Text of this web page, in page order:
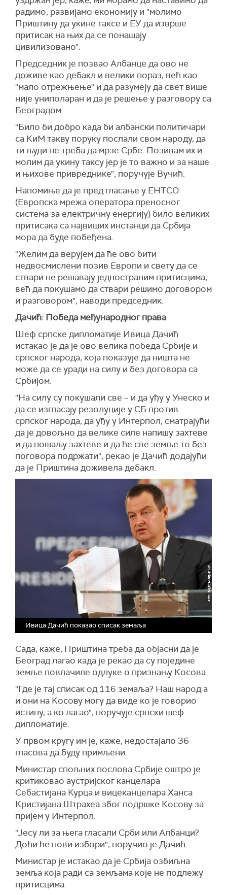
радимо, развијамо економију и "молимо
Приштину да укине таксе и ЕУ да изврше
притисак на њих да се понашају
цивилизовано".
Председник је позвао Албанце да ово не
доживе као дебакл и велики пораз, већ као
"мало отрежњење" и да разумеју да свет више
није униполаран и да је решење у разговору са
Београдом.
"Било би добро када би албански политичари
са КиМ такву поруку послали свом народу, да
ти људи не треба да мрзе Србе. Позивам их и
молим да укину таксу јер је то важно и за наше
и њихове привреднике", поручује Вучић.
Напомиње да је пред гласање у ЕНTСО
(Европска мрежа оператора преносног
система за електричну енергију) било великих
притисака са највиших инстанци да Србија
мора да буде побеђена.
"Желим да верујем да ће ово бити
недвосмислени позив Европи и свету да се
ствари не решавају једностраним притисцима,
већ да покушамо да ствари решимо договором
и разговором", наводи председник.
Дачић: Победа међународног права
Шеф српске дипломатије Ивица Дачић
истакао је да је ово велика победа Србије и
српског народа, која показује да ништа не
може да се уради на силу и без договора са
Србијом.
"На силу су покушали све – и да уђу у Унеско и
да се изгласају резолуције у СБ против
српског народа, да уђу у Интерпол, сматрајући
да је довољно да велике силе напишу захтеве
и да пошаљу захтеве и да ће све земље то без
поговора подржати", рекао је Дачић додајући
да је Приштина доживела дебакл.
Ивица Дачић показао списак земаља
Сада, каже, Приштина треба да објасни да је
Београд лагао када је рекао да су поједине
земље повлачиле одлуке о признању Косова.
"Где је тај списак од 116 земаља? Наш народ а
и они на Косову могу да виде ко је говорио
истину, а ко лагао", поручује српски шеф
дипломатије.
У првом кругу им је, каже, недостајало 36
гласова да буду примљени.
Министар спољних послова Србије оштро је
критиковао аустријског канцелара
Себастијана Курца и вицеканцелара Ханса
Кристијана Штрахеа због подршке Косову за
пријем у Интерпол.
"Јесу ли за њега гласали Срби или Албанци?
Доћи ће нови избори", поручио је Дачић.
Министар је истакао да је Србија озбиљна
земља која ради са земљама које не подлежу
притисцима.